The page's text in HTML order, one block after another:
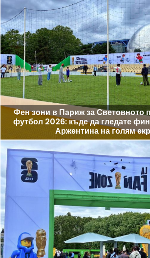
Фен зони в Париж за Световното
футбол 2026: къде да гледате
Аржентина на голям